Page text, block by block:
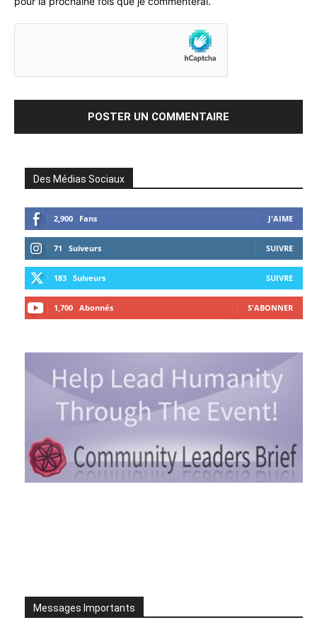
Des Médias Sociaux
2,900 Fans J'AIME
71 Suiveurs SUIVRE
183 Suiveurs SUIVRE
1,700 Abonnés S'ABONNER
Messages Importants